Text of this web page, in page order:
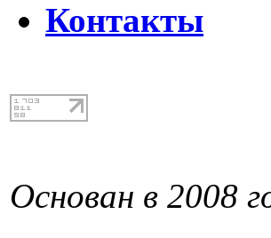
Контакты
Основан в 2008